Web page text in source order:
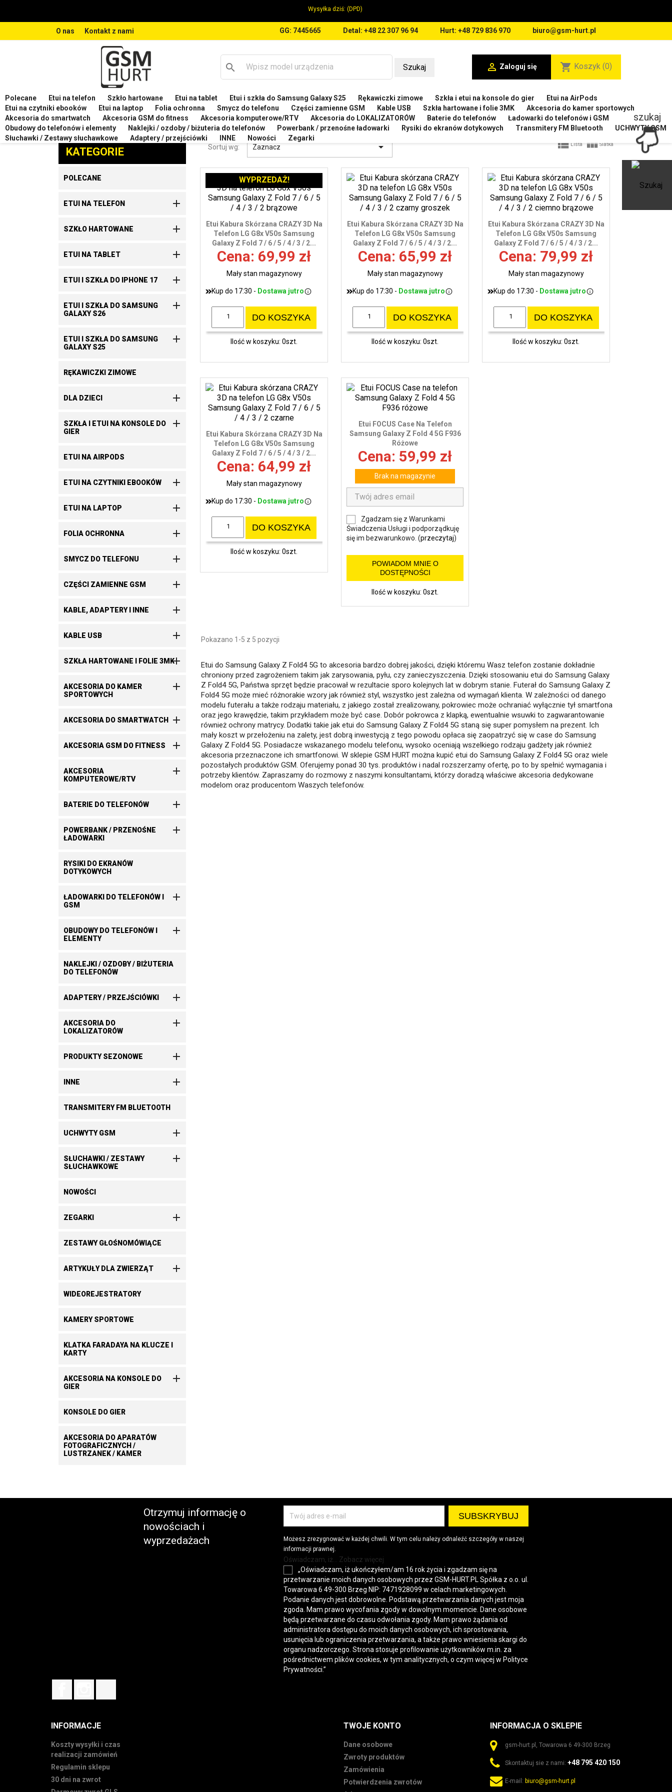
Wysyłka dziś: (DPD)
O nas Kontakt z nami GG: 7445665 Detal: +48 22 307 96 94 Hurt: +48 729 836 970 biuro@gsm-hurt.pl
search Szukaj  Zaloguj się shopping_cart Koszyk (0)
Polecane Etui na telefon Szkło hartowane Etui na tablet Etui i szkła do Samsung Galaxy S25 Rękawiczki zimowe Szkła i etui na konsole do gier
Etui na AirPods
Etui na czytniki ebooków
Etui na laptop Folia ochronna Smycz do telefonu Części zamienne GSM Kable USB Szkła hartowane i folie 3MK
Akcesoria do kamer sportowych
Akcesoria do smartwatch
Akcesoria GSM do fitness Akcesoria komputerowe/RTV Akcesoria do LOKALIZATORÓW Baterie do telefonów
Ładowarki do telefonów i GSM
Obudowy do telefonów i elementy
Naklejki / ozdoby / biżuteria do telefonów Powerbank / przenośne ładowarki Rysiki do ekranów dotykowych Transmitery FM Bluetooth
UCHWYTY GSM
Słuchawki / Zestawy słuchawkowe
Adaptery / przejściówki INNE Nowości Zegarki
Strona główna Etui na telefon Etui na telefon SAMSUNG Etui do Samsung Galaxy Z Fold4 5G
Zaproponuj produkt
KATEGORIE
POLECANE
ETUI NA TELEFON 
SZKŁO HARTOWANE 
ETUI NA TABLET 
ETUI I SZKŁA DO IPHONE 17 
ETUI I SZKŁA DO SAMSUNG
GALAXY S26

ETUI I SZKŁA DO SAMSUNG
GALAXY S25

RĘKAWICZKI ZIMOWE
DLA DZIECI 
SZKŁA I ETUI NA KONSOLE DO
GIER

ETUI NA AIRPODS
ETUI NA CZYTNIKI EBOOKÓW 
ETUI NA LAPTOP 
FOLIA OCHRONNA 
SMYCZ DO TELEFONU 
CZĘŚCI ZAMIENNE GSM 
KABLE, ADAPTERY I INNE 
KABLE USB 
SZKŁA HARTOWANE I FOLIE 3MK
AKCESORIA DO KAMER
SPORTOWYCH

AKCESORIA DO SMARTWATCH 
AKCESORIA GSM DO FITNESS 
AKCESORIA
KOMPUTEROWE/RTV

BATERIE DO TELEFONÓW 
POWERBANK / PRZENOŚNE
ŁADOWARKI

RYSIKI DO EKRANÓW
DOTYKOWYCH
ŁADOWARKI DO TELEFONÓW I
GSM

OBUDOWY DO TELEFONÓW I
ELEMENTY

NAKLEJKI / OZDOBY / BIŻUTERIA
DO TELEFONÓW
ADAPTERY / PRZEJŚCIÓWKI 
AKCESORIA DO
LOKALIZATORÓW

PRODUKTY SEZONOWE 
INNE 
TRANSMITERY FM BLUETOOTH
UCHWYTY GSM 
SŁUCHAWKI / ZESTAWY
SŁUCHAWKOWE

NOWOŚCI
ZEGARKI 
ZESTAWY GŁOŚNOMÓWIĄCE
ARTYKUŁY DLA ZWIERZĄT 
WIDEOREJESTRATORY
KAMERY SPORTOWE
KLATKA FARADAYA NA KLUCZE I
KARTY
AKCESORIA NA KONSOLE DO
GIER

KONSOLE DO GIER
AKCESORIA DO APARATÓW
FOTOGRAFICZNYCH /
LUSTRZANEK / KAMER
ETUI DO SAMSUNG GALAXY Z FOLD4 5G
Sortuj wg: Zaznacz   Lista  Siatka
Etui Kabura Skórzana CRAZY 3D Na
Telefon LG G8x V50s Samsung
Galaxy Z Fold 7 / 6 / 5 / 4 / 3 / 2...
Cena: 69,99 zł
Mały stan magazynowy
Kup do 17:30 - Dostawa jutro
DO KOSZYKA
Ilość w koszyku: 0szt.
WYPRZEDAŻ!
Etui Kabura Skórzana CRAZY 3D Na
Telefon LG G8x V50s Samsung
Galaxy Z Fold 7 / 6 / 5 / 4 / 3 / 2...
Cena: 65,99 zł
Mały stan magazynowy
Kup do 17:30 - Dostawa jutro
DO KOSZYKA
Ilość w koszyku: 0szt.
Etui Kabura Skórzana CRAZY 3D Na
Telefon LG G8x V50s Samsung
Galaxy Z Fold 7 / 6 / 5 / 4 / 3 / 2...
Cena: 79,99 zł
Mały stan magazynowy
Kup do 17:30 - Dostawa jutro
DO KOSZYKA
Ilość w koszyku: 0szt.
Etui Kabura Skórzana CRAZY 3D Na
Telefon LG G8x V50s Samsung
Galaxy Z Fold 7 / 6 / 5 / 4 / 3 / 2...
Cena: 64,99 zł
Mały stan magazynowy
Kup do 17:30 - Dostawa jutro
DO KOSZYKA
Ilość w koszyku: 0szt.
Etui FOCUS Case Na Telefon
Samsung Galaxy Z Fold 4 5G F936
Różowe
Cena: 59,99 zł
Brak na magazynie
Zgadzam się z Warunkami
Świadczenia Usługi i podporządkuję
się im bezwarunkowo. (przeczytaj)
POWIADOM MNIE O
DOSTĘPNOŚCI
Ilość w koszyku: 0szt.
Pokazano 1-5 z 5 pozycji
Etui do Samsung Galaxy Z Fold4 5G to akcesoria bardzo dobrej jakości, dzięki któremu Wasz telefon zostanie dokładnie
chroniony przed zagrożeniem takim jak zarysowania, pyłu, czy zanieczyszczenia. Dzięki stosowaniu etui do Samsung Galaxy
Z Fold4 5G, Państwa sprzęt będzie pracował w rezultacie sporo kolejnych lat w dobrym stanie. Futerał do Samsung Galaxy Z
Fold4 5G może mieć różnorakie wzory jak również styl, wszystko jest zależna od wymagań klienta. W zależności od danego
modelu futerału a także rodzaju materiału, z jakiego został zrealizowany, pokrowiec może ochraniać wyłącznie tył smartfona
oraz jego krawędzie, takim przykładem może być case. Dobór pokrowca z klapką, ewentualnie wsuwki to zagwarantowanie
również ochrony matrycy. Dodatki takie jak etui do Samsung Galaxy Z Fold4 5G staną się super pomysłem na prezent. Ich
mały koszt w przełożeniu na zalety, jest dobrą inwestycją z tego powodu opłaca się zaopatrzyć się w case do Samsung
Galaxy Z Fold4 5G. Posiadacze wskazanego modelu telefonu, wysoko oceniają wszelkiego rodzaju gadżety jak również
akcesoria przeznaczone ich smartfonowi. W sklepie GSM HURT można kupić etui do Samsung Galaxy Z Fold4 5G oraz wiele
pozostałych produktów GSM. Oferujemy ponad 30 tys. produktów i nadal rozszerzamy ofertę, po to by spełnić wymagania i
potrzeby klientów. Zapraszamy do rozmowy z naszymi konsultantami, którzy doradzą właściwe akcesoria dedykowane
modelom oraz producentom Waszych telefonów.
Otrzymuj informację o
nowościach i
wyprzedażach
Możesz zrezygnować w każdej chwili. W tym celu należy odnaleźć szczegóły w naszej
informacji prawnej.
Oświadczam, iż... Zobacz więcej
„Oświadczam, iż ukończyłem/am 16 rok życia i zgadzam się na
przetwarzanie moich danych osobowych przez GSM-HURT.PL Spółka z o.o. ul.
Towarowa 6 49-300 Brzeg NIP: 7471928099 w celach marketingowych.
Podanie danych jest dobrowolne. Podstawą przetwarzania danych jest moja
zgoda. Mam prawo wycofania zgody w dowolnym momencie. Dane osobowe
będą przetwarzane do czasu odwołania zgody. Mam prawo żądania od
administratora dostępu do moich danych osobowych, ich sprostowania,
usunięcia lub ograniczenia przetwarzania, a także prawo wniesienia skargi do
organu nadzorczego. Strona stosuje profilowanie użytkowników m.in. za
pośrednictwem plików cookies, w tym analitycznych, o czym więcej w Polityce
Prywatności.”
INFORMACJE
Koszty wysyłki i czas
realizacji zamówień
Regulamin sklepu
30 dni na zwrot
TWOJE KONTO
Dane osobowe
Zwroty produktów
Zamówienia
Potwierdzenia zwrotów
INFORMACJA O SKLEPIE
gsm-hurt.pl, Towarowa 6 49-300 Brzeg
Skontaktuj sie z nami: +48 795 420 150
E-mail: biuro@gsm-hurt.pl
szukaj